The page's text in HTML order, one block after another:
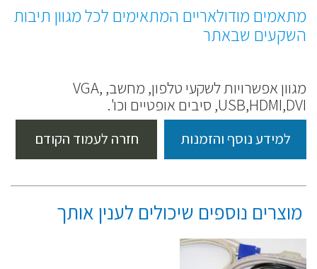
מתאמים מודולאריים המתאימים לכל מגוון תיבות
השקעים שבאתר
מגוון אפשרויות לשקעי טלפון, מחשב, VGA,
USB,HDMI,DVI, סיבים אופטיים וכו'.
למידע נוסף והזמנות חזרה לעמוד הקודם
מוצרים נוספים שיכולים לענין אותך